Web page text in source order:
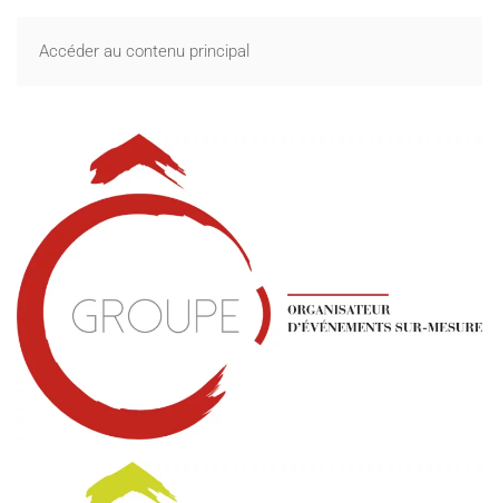
Accéder au contenu principal